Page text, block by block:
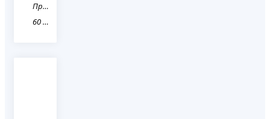
Пресса
60 Псковская область